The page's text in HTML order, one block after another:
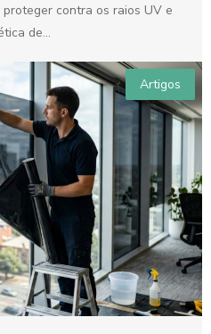
contra os raios UV e
de...
Artigos